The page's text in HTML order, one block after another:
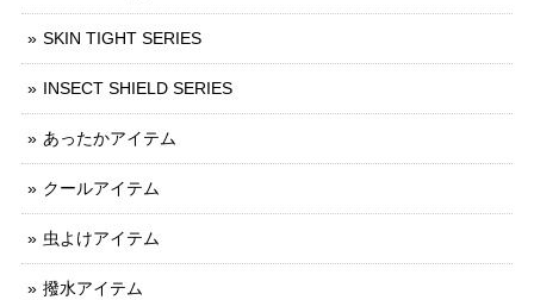
SKIN TIGHT SERIES
INSECT SHIELD SERIES
あったかアイテム
クールアイテム
虫よけアイテム
撥水アイテム